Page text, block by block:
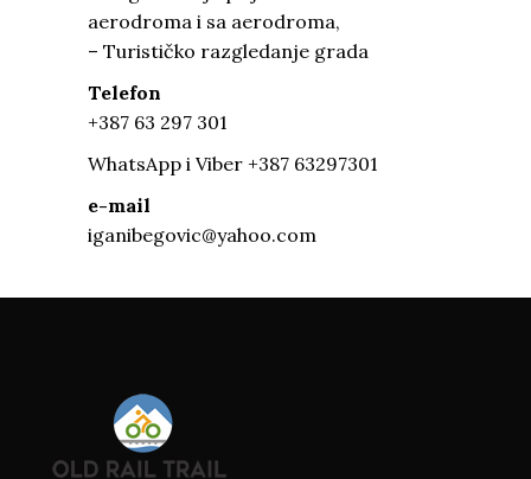
aerodroma i sa aerodroma,
– Turističko razgledanje grada
Telefon
+387 63 297 301
WhatsApp i Viber +387 63297301
e-mail
iganibegovic@yahoo.com